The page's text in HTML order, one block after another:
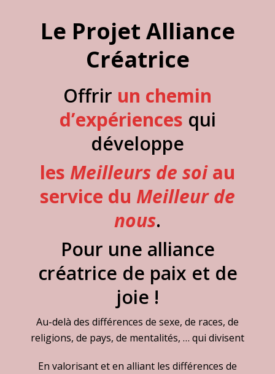
Le Projet Alliance
Créatrice
Offrir un chemin
d’expériences qui
développe
les Meilleurs de soiau
service du Meilleur de
nous.
Pour une alliance
créatrice de paix et de
joie !
Au-delà des différences de sexe, de races, de
religions, de pays, de mentalités, … qui divisent
En valorisant et en alliant les différences de